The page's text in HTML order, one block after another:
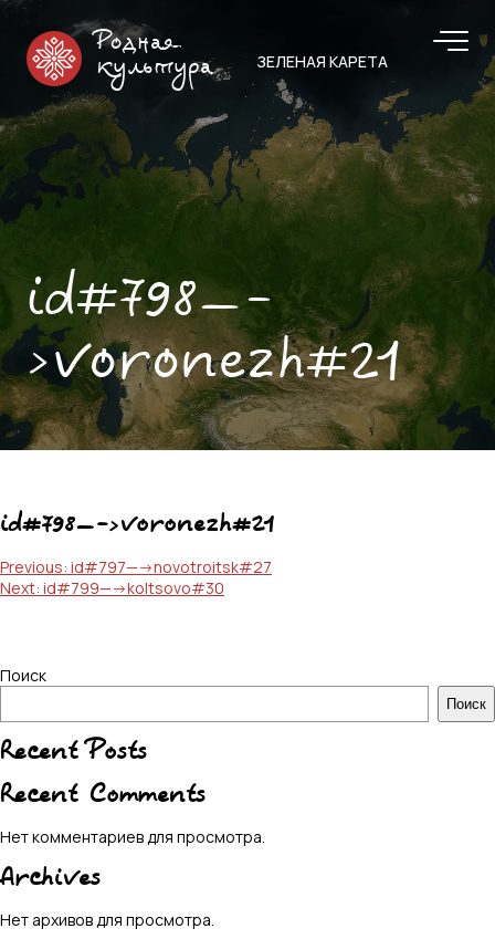
Родная
культура
ЗЕЛЕНАЯ КАРЕТА
id#798—-
>voronezh#21
id#798—->voronezh#21
Навигация
по
Previous: id#797—->novotroitsk#27
Next: id#799—->koltsovo#30
Поиск
Поиск
Recent Posts
Recent Comments
Нет комментариев для просмотра.
Archives
Нет архивов для просмотра.